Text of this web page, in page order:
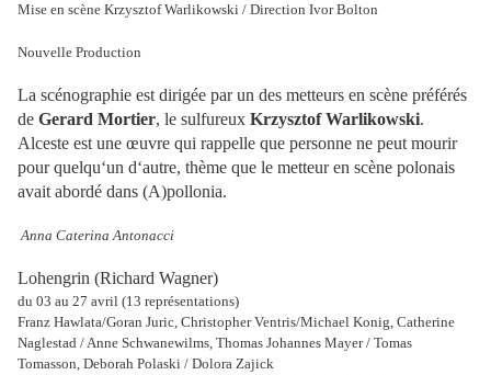
Mise en scène Krzysztof Warlikowski / Direction Ivor Bolton
Nouvelle Production
La scénographie est dirigée par un des metteurs en scène préférés
de Gerard Mortier, le sulfureux Krzysztof Warlikowski.
Alceste est une œuvre qui rappelle que personne ne peut mourir
pour quelqu‘un d‘autre, thème que le metteur en scène polonais
avait abordé dans (A)pollonia.
Anna Caterina Antonacci
Lohengrin (Richard Wagner)
du 03 au 27 avril (13 représentations)
Franz Hawlata/Goran Juric, Christopher Ventris/Michael Konig, Catherine
Naglestad / Anne Schwanewilms, Thomas Johannes Mayer / Tomas
Tomasson, Deborah Polaski / Dolora Zajick